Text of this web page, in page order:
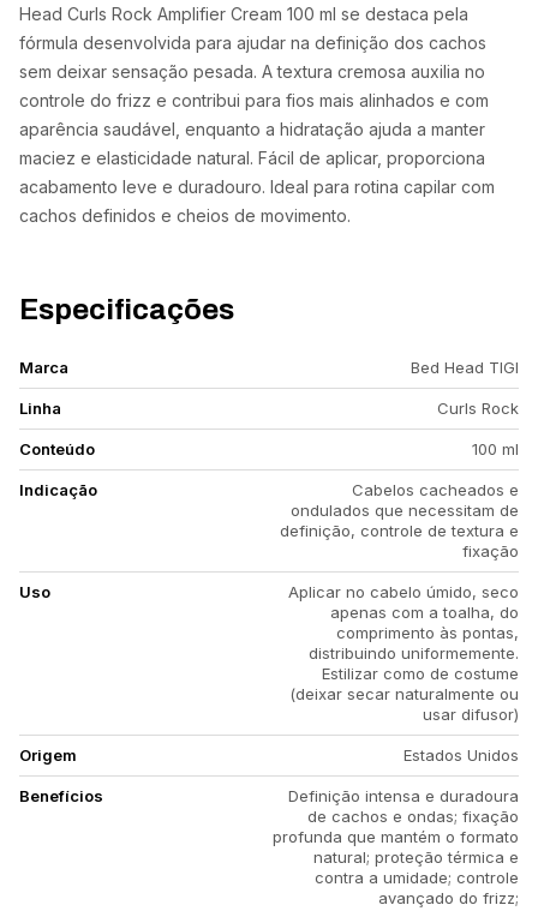
Head Curls Rock Amplifier Cream 100 ml se destaca pela
fórmula desenvolvida para ajudar na definição dos cachos
sem deixar sensação pesada. A textura cremosa auxilia no
controle do frizz e contribui para fios mais alinhados e com
aparência saudável, enquanto a hidratação ajuda a manter
maciez e elasticidade natural. Fácil de aplicar, proporciona
acabamento leve e duradouro. Ideal para rotina capilar com
cachos definidos e cheios de movimento.
Especificações
Marca Bed Head TIGI
Linha Curls Rock
Conteúdo 100 ml
Indicação
Cabelos cacheados e
ondulados que necessitam de
definição, controle de textura e
fixação
Uso
Aplicar no cabelo úmido, seco
apenas com a toalha, do
comprimento às pontas,
distribuindo uniformemente.
Estilizar como de costume
(deixar secar naturalmente ou
usar difusor)
Origem Estados Unidos
Benefícios
Definição intensa e duradoura
de cachos e ondas; fixação
profunda que mantém o formato
natural; proteção térmica e
contra a umidade; controle
avançado do frizz;